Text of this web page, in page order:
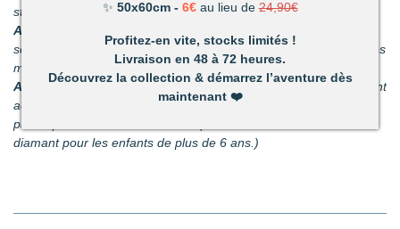
stress du quotidien.
Améliore votre dextérité :
sentiment d’avoir fait quelque chose d’harmonieux de ses propres
mains.
Activité pour les enfants et les adultes :facile à utiliser, ils sont
adaptés pour les petits et les adultes. C’est un passe-temps
parfait pour s’amuser en famille. (Nous recommandons nos kits
diamant pour les enfants de plus de 6 ans.)
✨ 50x60cm - 6€ au lieu de 24,90€
Profitez-en vite, stocks limités !
Livraison en 48 à 72 heures.
Découvrez la collection & démarrez l’aventure dès
maintenant❤️